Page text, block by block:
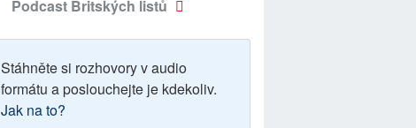
Podcast Britských listů
Stáhněte si rozhovory v audio
formátu a poslouchejte je kdekoliv.
Jak na to?